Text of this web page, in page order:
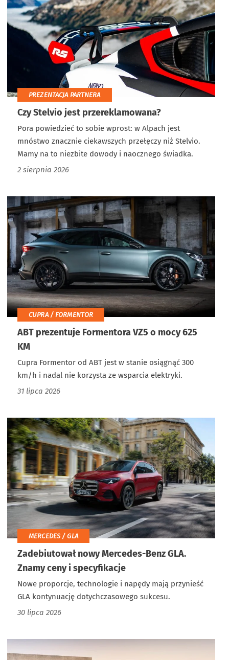
PREZENTACJA PARTNERA
Czy Stelvio jest przereklamowana?
Pora powiedzieć to sobie wprost: w Alpach jest
mnóstwo znacznie ciekawszych przełęczy niż Stelvio.
Mamy na to niezbite dowody i naocznego świadka.
2 sierpnia 2026
CUPRA / FORMENTOR
ABT prezentuje Formentora VZ5 o mocy 625
KM
Cupra Formentor od ABT jest w stanie osiągnąć 300
km/h i nadal nie korzysta ze wsparcia elektryki.
31 lipca 2026
MERCEDES / GLA
Zadebiutował nowy Mercedes-Benz GLA.
Znamy ceny i specyfikacje
Nowe proporcje, technologie i napędy mają przynieść
GLA kontynuację dotychczasowego sukcesu.
30 lipca 2026